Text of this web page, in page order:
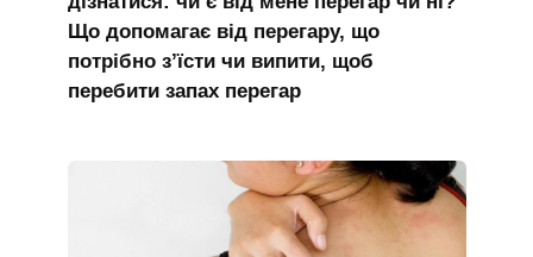
Що допомагає від перегару, що
потрібно з’їсти чи випити, щоб
перебити запах перегар